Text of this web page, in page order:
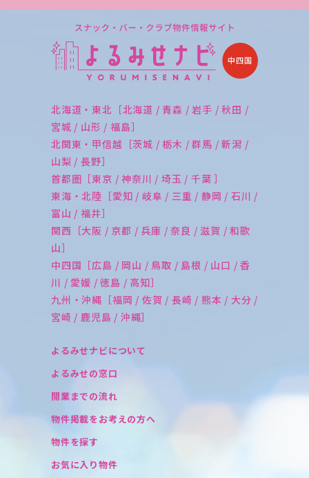
北海道・東北［北海道 / 青森 / 岩手 / 秋田 /
宮城 / 山形 / 福島］
北関東・甲信越［茨城 / 栃木 / 群馬 / 新潟 /
山梨 / 長野］
首都圏［東京 / 神奈川 / 埼玉 / 千葉 ］
東海・北陸［愛知 / 岐阜 / 三重 / 静岡 / 石川 /
富山 / 福井］
関西［大阪 / 京都 / 兵庫 / 奈良 / 滋賀 / 和歌
山］
中四国［広島 / 岡山 / 鳥取 / 島根 / 山口 / 香
川 / 愛媛 / 徳島 / 高知］
九州・沖縄［福岡 / 佐賀 / 長崎 / 熊本 / 大分 /
宮崎 / 鹿児島 / 沖縄］
よるみせナビについて
よるみせの窓口
開業までの流れ
物件掲載をお考えの方へ
物件を探す
お気に入り物件